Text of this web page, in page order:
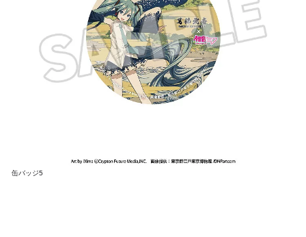
缶バッジ5